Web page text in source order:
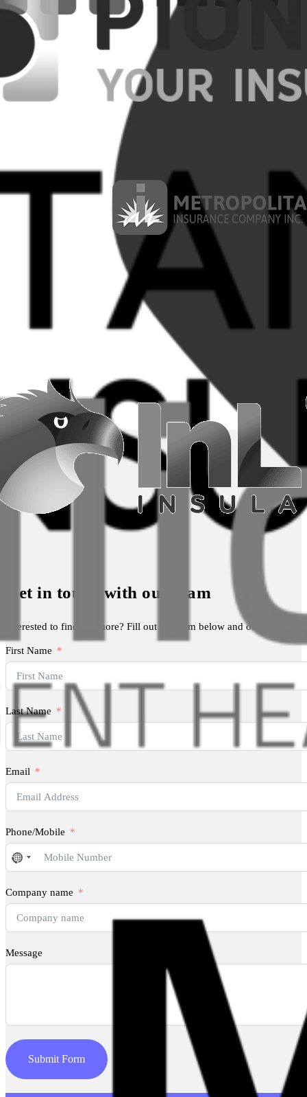
Get in touch with our team
Interested to find out more? Fill out the form below and our
First Name
Last Name
Email
Phone/Mobile
No
country
Company name
Message
Submit Form